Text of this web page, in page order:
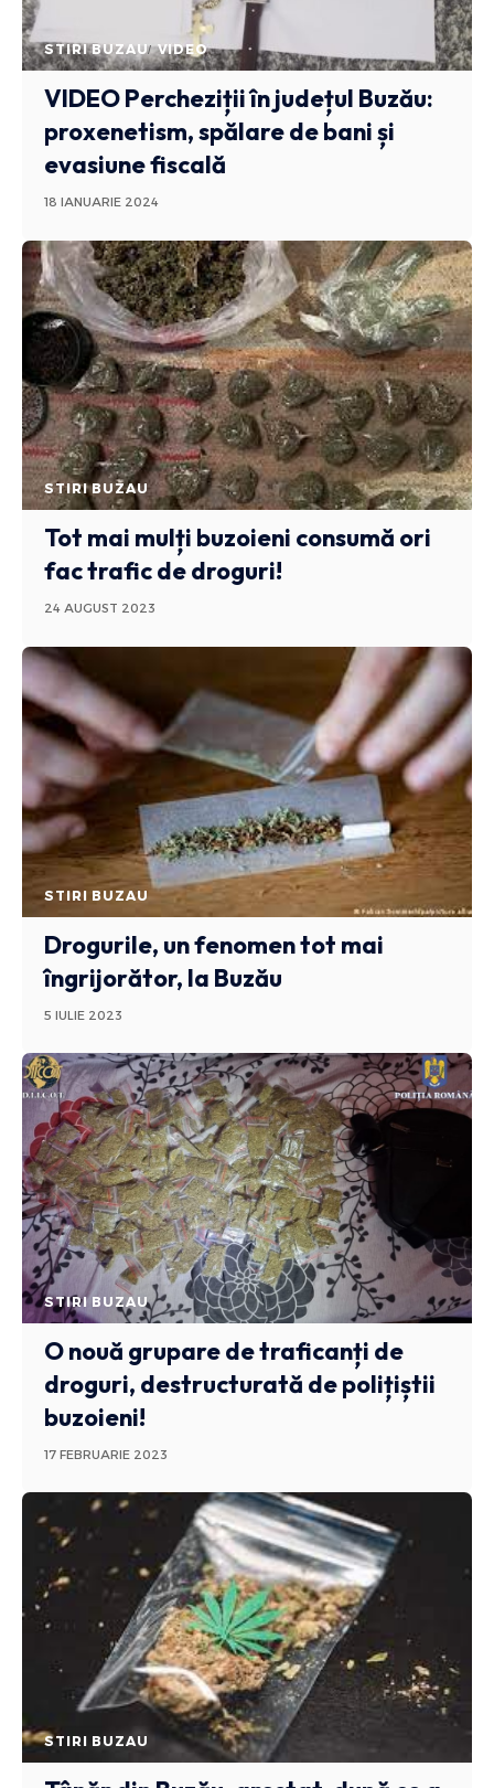
STIRI BUZAU VIDEO
VIDEOPercheziții în județul Buzău:
proxenetism, spălare de bani și
evasiune fiscală
18 IANUARIE 2024
STIRI BUZAU
Tot mai mulți buzoieni consumă ori
fac trafic de droguri!
24 AUGUST 2023
STIRI BUZAU
Drogurile, un fenomen tot mai
îngrijorător, la Buzău
5 IULIE 2023
STIRI BUZAU
O nouă grupare de traficanți de
droguri, destructurată de polițiștii
buzoieni!
17 FEBRUARIE 2023
STIRI BUZAU